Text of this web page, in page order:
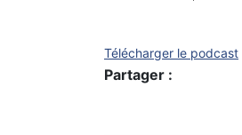
Télécharger le podcast
Partager :